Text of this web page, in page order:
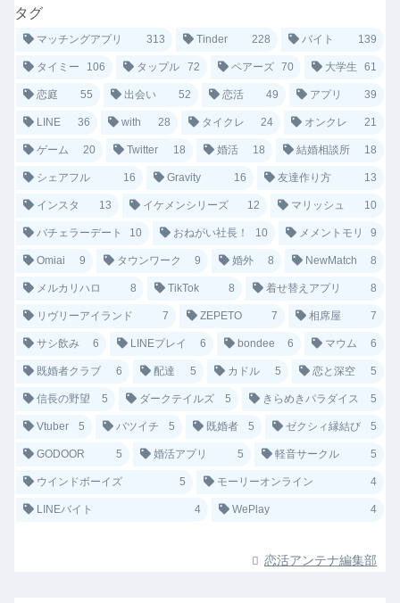
タグ
マッチングアプリ 313 Tinder 228 バイト 139
タイミー 106 タップル 72 ペアーズ 70 大学生 61
恋庭 55 出会い 52 恋活 49 アプリ 39
LINE 36 with 28 タイクレ 24 オンクレ 21
ゲーム 20 Twitter 18 婚活 18 結婚相談所 18
シェアフル 16 Gravity 16 友達作り方 13
インスタ 13 イケメンシリーズ 12 マリッシュ 10
バチェラーデート 10 おねがい社長！ 10 メメントモリ 9
Omiai 9 タウンワーク 9 婚外 8 NewMatch 8
メルカリハロ 8 TikTok 8 着せ替えアプリ 8
リヴリーアイランド 7 ZEPETO 7 相席屋 7
サシ飲み 6 LINEプレイ 6 bondee 6 マウム 6
既婚者クラブ 6 配達 5 カドル 5 恋と深空 5
信長の野望 5 ダークテイルズ 5 きらめきパラダイス 5
Vtuber 5 バツイチ 5 既婚者 5 ゼクシィ縁結び 5
GODOOR 5 婚活アプリ 5 軽音サークル 5
ウインドボーイズ 5 モーリーオンライン 4
LINEバイト 4 WePlay 4
恋活アンテナ編集部